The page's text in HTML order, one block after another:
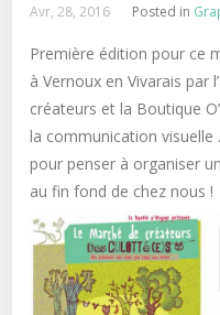
Avr, 28, 2016 Posted in
Première édition pour ce
à Vernoux en Vivarais par
créateurs et la Boutique
la communication visuelle
pour penser à organiser
au fin fond de chez nous !